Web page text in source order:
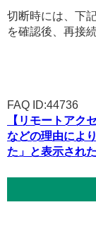
切断時には、下
を確認後、再接
FAQ ID:44736
【リモートアク
などの理由によ
た」と表示された